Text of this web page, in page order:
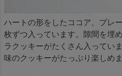
ハートの形をしたココア、プレ
枚ずつ入っています。隙間を埋
ラクッキーがたくさん入ってい
味のクッキーがたっぷり楽しめま